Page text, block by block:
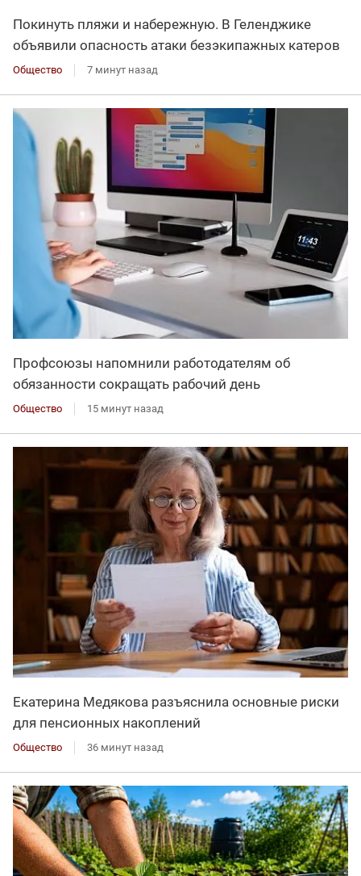
Покинуть пляжи и набережную. В Геленджике
объявили опасность атаки безэкипажных катеров
Общество 7 минут назад
Профсоюзы напомнили работодателям об
обязанности сокращать рабочий день
Общество 15 минут назад
Екатерина Медякова разъяснила основные риски
для пенсионных накоплений
Общество 36 минут назад